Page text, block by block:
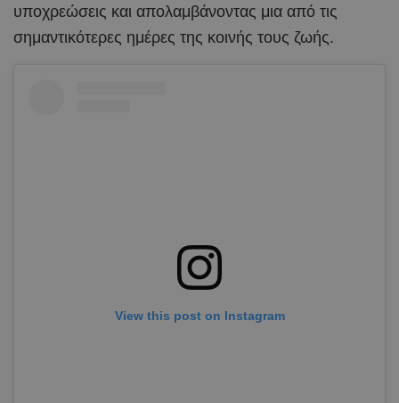
υποχρεώσεις και απολαμβάνοντας μια από τις
σημαντικότερες ημέρες της κοινής τους ζωής.
View this post on Instagram